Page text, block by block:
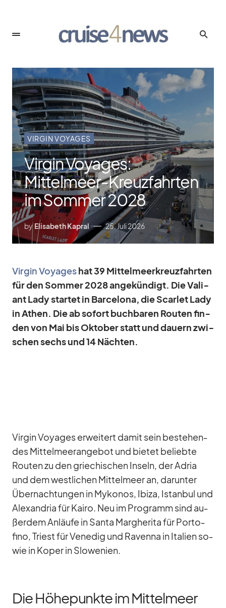
VIRGIN VOYAGES
Virgin Voyages:
Mittelmeer-Kreuzfahrten
im Sommer 2028
by Elisabeth Kapral 25. Juli 2026
Vir­gin Voy­a­geshat 39 Mit­tel­meer­kreuz­fahr­ten
für den Som­mer 2028 an­ge­kün­digt. Die Va­li­
ant Lady star­tet in Bar­ce­lona, ​​die Scar­let Lady
in Athen. Die ab so­fort buch­ba­ren Rou­ten fin­
den von Mai bis Ok­to­ber statt und dau­ern zwi­
schen sechs und 14 Näch­ten.
Vir­gin Voy­a­ges er­wei­tert da­mit sein be­stehen­
des Mit­tel­meer­an­ge­bot und bie­tet be­liebte
Rou­ten zu den grie­chi­schen In­seln, der Adria
und dem west­li­chen Mit­tel­meer an, dar­un­ter
Über­nach­tun­gen in My­ko­nos, Ibiza, Is­tan­bul und
Alex­an­dria für Kairo. Neu im Pro­gramm sind au­
ßer­dem An­läufe in Santa Mar­ghe­rita für Por­to­
fino, Tri­est für Ve­ne­dig und Ra­venna in Ita­lien so­
wie in Ko­per in Slo­we­nien.
Die Höhepunkte im Mittelmeer